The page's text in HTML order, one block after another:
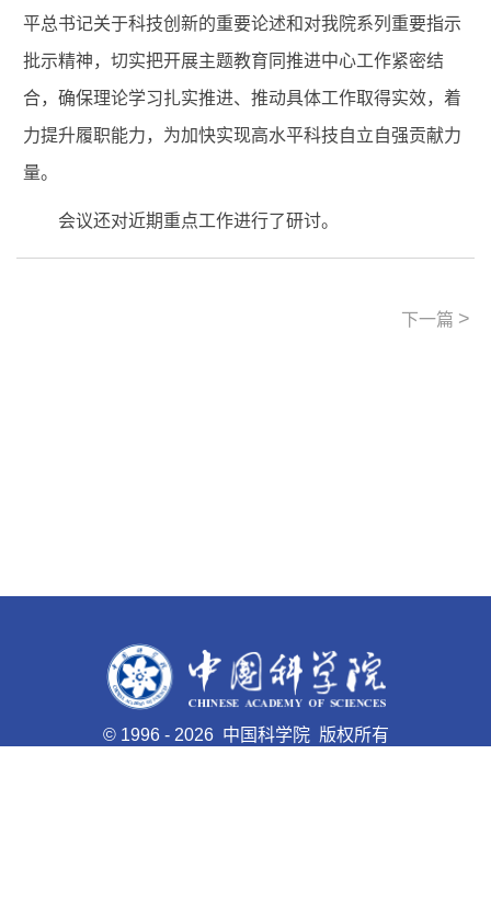
平总书记关于科技创新的重要论述和对我院系列重要指示
批示精神，切实把开展主题教育同推进中心工作紧密结
合，确保理论学习扎实推进、推动具体工作取得实效，着
力提升履职能力，为加快实现高水平科技自立自强贡献力
量。
会议还对近期重点工作进行了研讨。
下一篇 >
© 1996 - 2026 中国科学院 版权所有